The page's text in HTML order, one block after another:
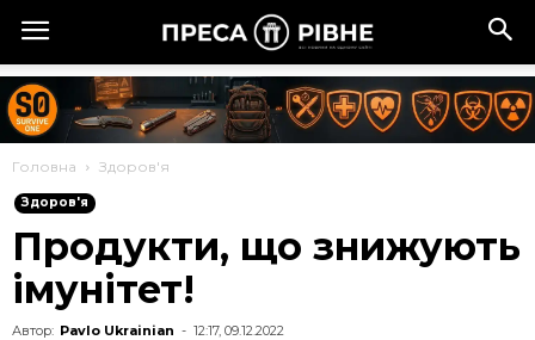
Головна Здоров'я
Здоров'я
Продукти, що знижують
імунітет!
Автор: Pavlo Ukrainian - 12:17, 09.12.2022